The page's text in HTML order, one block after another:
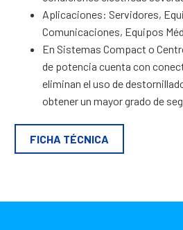
Aplicaciones: Servidores,
Comunicaciones, Equipos
En Sistemas Compact o
de potencia cuenta con
eliminan el uso de
obtener un mayor grado de
FICHA TÉCNICA